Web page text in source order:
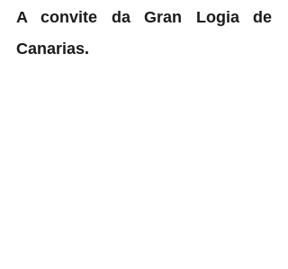
A convite da Gran Logia de
Canarias.